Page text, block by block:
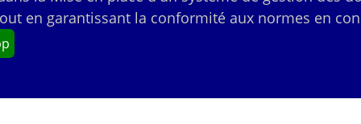
en garantissant la conformité aux normes en